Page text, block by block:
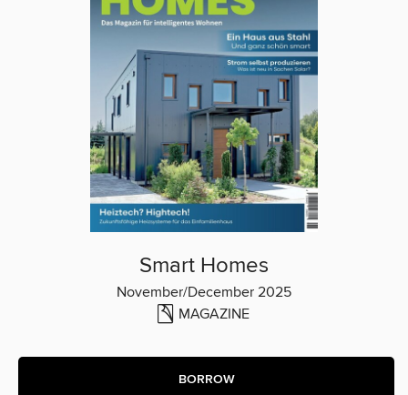
Smart Homes
November/December 2025
MAGAZINE
BORROW